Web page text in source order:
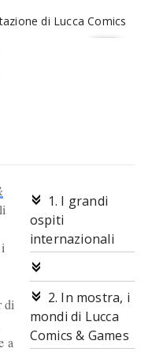
Lucca Comics & Games
1. I grandi
ospiti
internazionali
2. In mostra, i
mondi di Lucca
Comics & Games
di
a